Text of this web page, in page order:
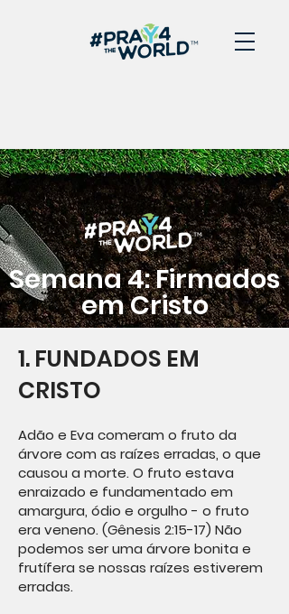
Semana 4: Firmados
em Cristo
1. FUNDADOS EM
CRISTO
Adão e Eva comeram o fruto da
árvore com as raízes erradas, o que
causou a morte. O fruto estava
enraizado e fundamentado em
amargura, ódio e orgulho - o fruto
era veneno. (Gênesis 2:15-17) Não
podemos ser uma árvore bonita e
frutífera se nossas raízes estiverem
erradas.